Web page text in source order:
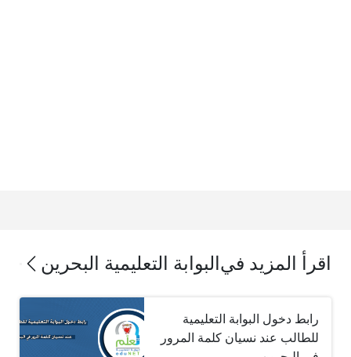
اقرأ المزيد في البوابة التعليمية البحرين
رابط دخول البوابة التعليمية
للطالب عند نسيان كلمة المرور